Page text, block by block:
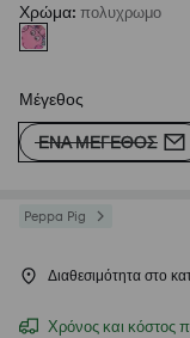
Χρώμα: πολυχρωμο
Μέγεθος
ΈΝΑ ΜΈΓΕΘΟΣ
Peppa Pig
Διαθεσιμότητα στο
Χρόνος και κόστος